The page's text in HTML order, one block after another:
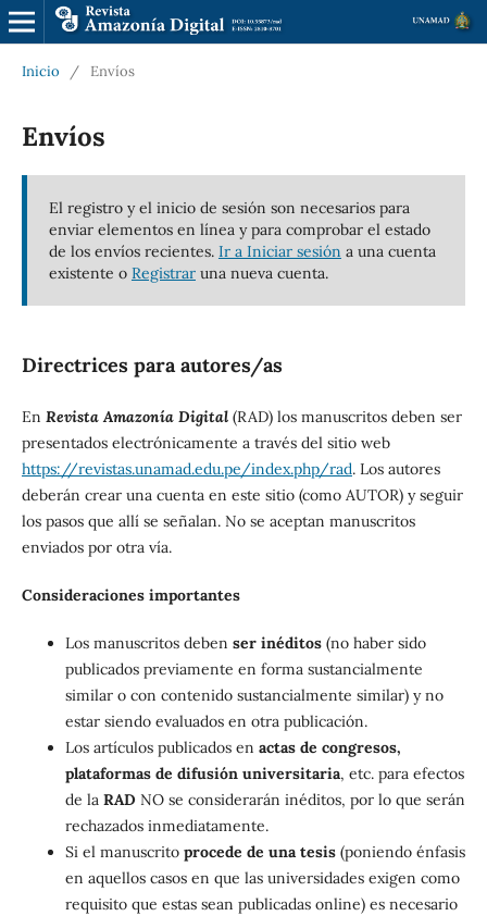
Inicio / Envíos
Envíos
El registro y el inicio de sesión son necesarios para
enviar elementos en línea y para comprobar el estado
de los envíos recientes. Ir a Iniciar sesión a una cuenta
existente o Registraruna nueva cuenta.
Directrices para autores/as
En Revista Amazonía Digital (RAD) los manuscritos deben ser
presentados electrónicamente a través del sitio web
https://revistas.unamad.edu.pe/index.php/rad. Los autores
deberán crear una cuenta en este sitio (como AUTOR) y seguir
los pasos que allí se señalan. No se aceptan manuscritos
enviados por otra vía.
Consideraciones importantes
Los manuscritos deben ser inéditos(no haber sido
publicados previamente en forma sustancialmente
similar o con contenido sustancialmente similar) y no
estar siendo evaluados en otra publicación.
Los artículos publicados en actas de congresos,
plataformas de difusión universitaria, etc. para efectos
de la RAD NO se considerarán inéditos, por lo que serán
rechazados inmediatamente.
Si el manuscrito procede de una tesis(poniendo énfasis
en aquellos casos en que las universidades exigen como
requisito que estas sean publicadas online) es necesario